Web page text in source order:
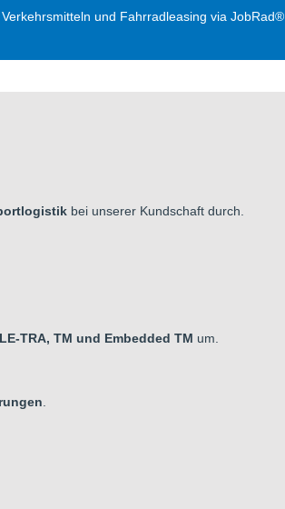
und Fahrradleasing via JobRad®
bei unserer Kundschaft durch.
TRA, TM und Embedded TM um.